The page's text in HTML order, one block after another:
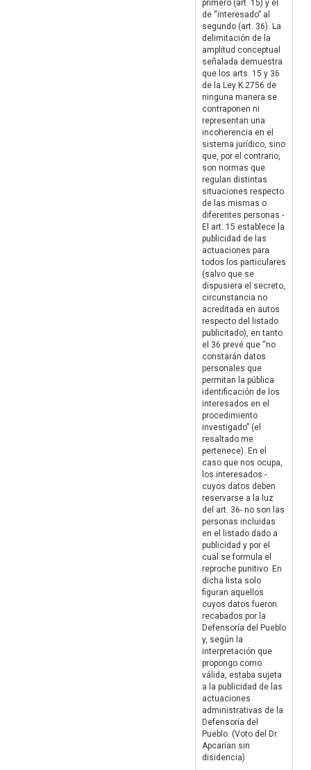
primero (art. 15) y el
de “interesado” al
segundo (art. 36). La
delimitación de la
amplitud conceptual
señalada demuestra
que los arts. 15 y 36
de la Ley K 2756 de
ninguna manera se
contraponen ni
representan una
incoherencia en el
sistema jurídico, sino
que, por el contrario,
son normas que
regulan distintas
situaciones respecto
de las mismas o
diferentes personas.-
El art. 15 establece la
publicidad de las
actuaciones para
todos los particulares
(salvo que se
dispusiera el secreto,
circunstancia no
acreditada en autos
respecto del listado
publicitado), en tanto
el 36 prevé que “no
constarán datos
personales que
permitan la pública
identificación de los
interesados en el
procedimiento
investigado” (el
resaltado me
pertenece). En el
caso que nos ocupa,
los interesados -
cuyos datos deben
reservarse a la luz
del art. 36- no son las
personas incluidas
en el listado dado a
publicidad y por el
cual se formula el
reproche punitivo. En
dicha lista solo
figuran aquellos
cuyos datos fueron
recabados por la
Defensoría del Pueblo
y, según la
interpretación que
propongo como
válida, estaba sujeta
a la publicidad de las
actuaciones
administrativas de la
Defensoría del
Pueblo. (Voto del Dr.
Apcarían sin
disidencia)